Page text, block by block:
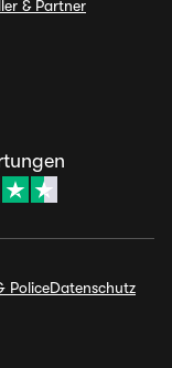
& Partner
PoliceDatenschutz